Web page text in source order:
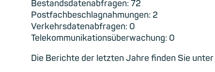
Bestandsdatenabfragen: 72
Postfachbeschlagnahmungen: 2
Verkehrsdatenabfragen: 0
Telekommunikationsüberwachung: 0
Die Berichte der letzten Jahre finden Sie unter